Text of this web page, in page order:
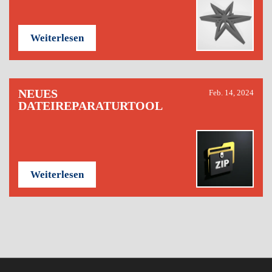
Weiterlesen
NEUES
DATEIREPARATURTOOL
Feb. 14, 2024
Weiterlesen